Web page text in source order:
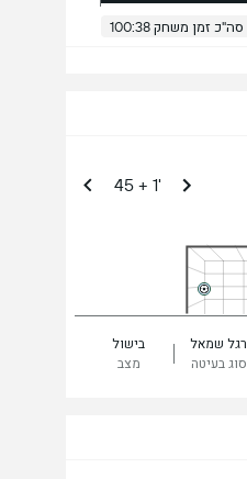
סה"כ זמן משחק 100:38
45 + 1'
בישול
מצב
רגל שמאל
סוג בעיטה